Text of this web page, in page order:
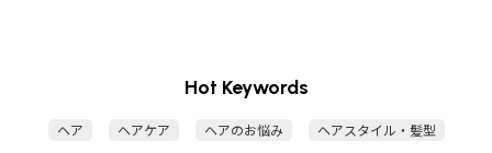
Hot Keywords
ヘア ヘアケア ヘアのお悩み
ヘアスタイル・髪型